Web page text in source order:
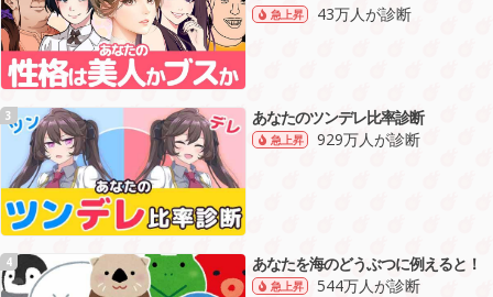
急上昇 43万人が診断
3 あなたのツンデレ比率診断
急上昇 929万人が診断
4 あなたを海のどうぶつに例えると！
急上昇 544万人が診断